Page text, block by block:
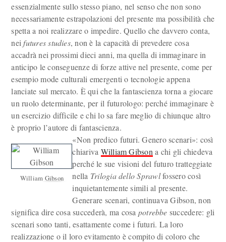
essenzialmente sullo stesso piano, nel senso che non sono
necessariamente estrapolazioni del presente ma possibilità che
spetta a noi realizzare o impedire. Quello che davvero conta,
neifutures studies, non è la capacità di prevedere cosa
accadrà nei prossimi dieci anni, ma quella di immaginare in
anticipo le conseguenze di forze attive nel presente, come per
esempio mode culturali emergenti o tecnologie appena
lanciate sul mercato. È qui che la fantascienza torna a giocare
un ruolo determinante, per il futurologo: perché immaginare è
un esercizio difficile e chi lo sa fare meglio di chiunque altro
è proprio l’autore di fantascienza.
William Gibson
«Non predico futuri. Genero scenari»: così
chiariva William Gibson a chi gli chiedeva
perché le sue visioni del futuro tratteggiate
nella Trilogia dello Sprawlfossero così
inquietantemente simili al presente.
Generare scenari, continuava Gibson, non
significa dire cosa succederà, ma cosa potrebbe succedere: gli
scenari sono tanti, esattamente come i futuri. La loro
realizzazione o il loro evitamento è compito di coloro che